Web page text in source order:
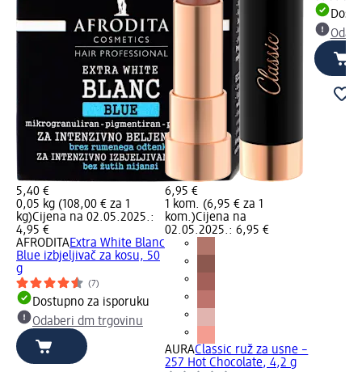
5,40 €
0,05 kg (108,00 € za 1
kg)Cijena na 02.05.2025.:
4,95 €
AFRODITAExtra White Blanc
Blue izbjeljivač za kosu, 50
g
(7)
Dostupno za isporuku
Odaberi dm trgovinu
6,95 €
1 kom. (6,95 € za 1
kom.)Cijena na
02.05.2025.: 6,95 €
AURAClassic ruž za usne –
257 Hot Chocolate, 4,2 g